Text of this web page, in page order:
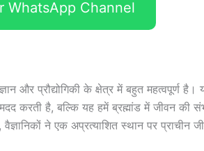
WhatsApp Channel
और प्रौद्योगिकी के क्षेत्र में बहुत महत्वपूर्ण
करती है, बल्कि यह हमें ब्रह्मांड में जीवन की
ने एक अप्रत्याशित स्थान पर प्राचीन